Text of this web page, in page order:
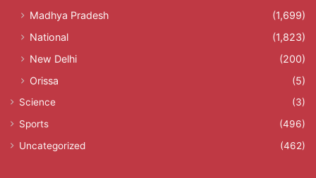
Madhya Pradesh
(1,699)
National
(1,823)
New Delhi
(200)
Orissa
(5)
Science
(3)
Sports
(496)
Uncategorized
(462)